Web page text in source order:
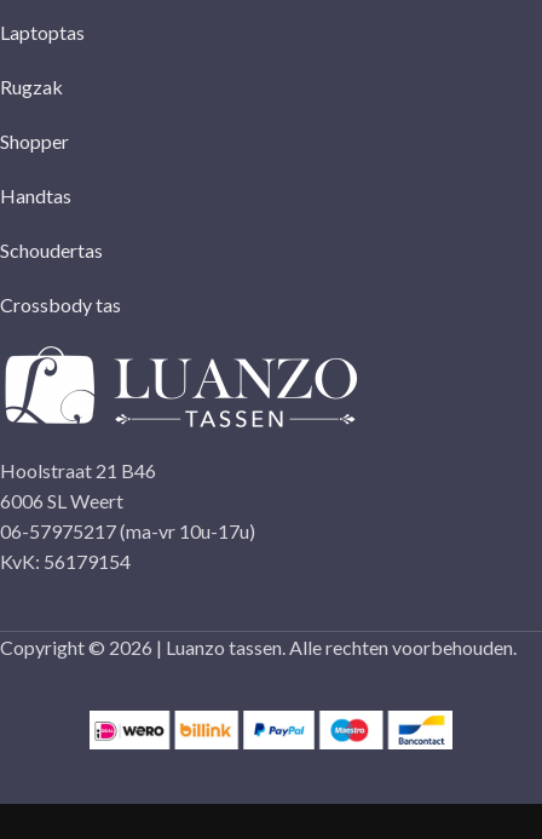
Laptoptas
Rugzak
Shopper
Handtas
Schoudertas
Crossbody tas
Hoolstraat 21 B46
6006 SL Weert
06-57975217 (ma-vr 10u-17u)
KvK: 56179154
Copyright © 2026 | Luanzo tassen. Alle rechten voorbehouden.